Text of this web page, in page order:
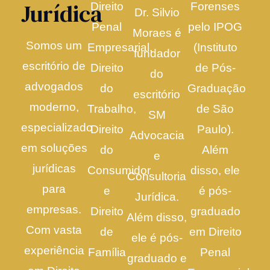
Jurídica
Somos um
escritório de
advogados
moderno,
especializado
em soluções
jurídicas
para
empresas.
Com vasta
experiência
Direito
Penal
Empresarial,
Direito
do
Trabalho,
Direito
do
Consumidor
e
Direito
de
Família
Dr. Silvio
Moraes é
fundador
do
escritório
SM
Advocacia
e
Consultoria
Jurídica.
Além disso,
ele é pós-
graduado e
Forenses
pelo IPOG
(Instituto
de Pós-
Graduação
de São
Paulo).
Além
disso, ele
é pós-
graduado
em Direito
Penal